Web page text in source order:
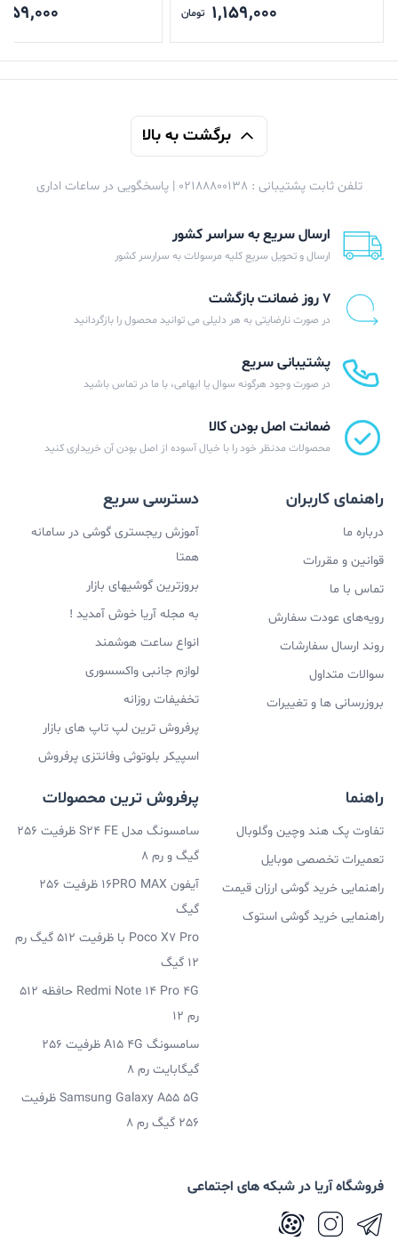
1,159,000 تومان
برگشت به بالا
تلفن ثابت پشتیبانی : 02188800138 | پاسخگویی در ساعات اداری
ارسال سریع به سراسر کشور
ارسال و تحویل سریع کلیه مرسولات به سرارسر کشور
۷ روز ضمانت بازگشت
در صورت نارضایتی به هر دلیلی می توانید محصول را بازگردانید
پشتیبانی سریع
در صورت وجود هرگونه سوال یا ابهامی، با ما در تماس باشید
ضمانت اصل بودن کالا
محصولات مدنظر خود را با خیال آسوده از اصل بودن آن خریداری کنید
راهنمای کاربران
درباره ما
قوانین و مقررات
تماس با ما
رویه‌های عودت سفارش
روند ارسال سفارشات
سوالات متداول
بروزرسانی ها و تغییرات
دسترسی سریع
آموزش ریجستری گوشی در سامانه
همتا
بروزترین گوشیهای بازار
به مجله آریا خوش آمدید !
انواع ساعت هوشمند
لوازم جانبی واکسسوری
تخفیفات روزانه
پرفروش ترین لپ تاپ های بازار
اسپیکر بلوتوثی وفانتزی پرفروش
راهنما
تفاوت پک هند وچین وگلوبال
تعمیرات تخصصی موبایل
راهنمایی خرید گوشی ارزان قیمت
راهنمایی خرید گوشی استوک
پرفروش ترین محصولات
سامسونگ مدل S24 FE ظرفیت 256
گیگ و رم 8
آیفون 16PRO MAX ظرفیت 256
گیگ
Poco X7 Pro با ظرفیت 512 گیگ رم
12 گیگ
Redmi Note 14 Pro 4G حافظه 512
رم 12
سامسونگ A15 4G ظرفیت 256
گیگابایت رم 8
Samsung Galaxy A55 5G ظرفیت
256 گیگ رم 8
فروشگاه آریا در شبکه های اجتماعی